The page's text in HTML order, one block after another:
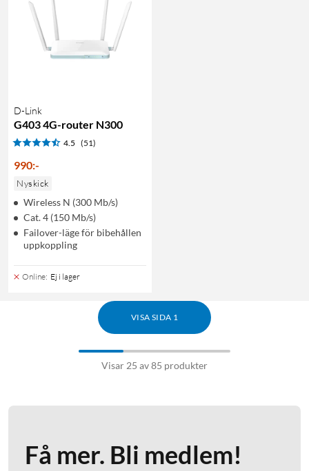
D-Link
G403 4G-router N300
4.5 (51)
990:-
Nyskick
Wireless N (300 Mb/s)
Cat. 4 (150 Mb/s)
Failover-läge för bibehållen
uppkoppling
Online: Ej i lager
VISA SIDA 1
Visar 25 av 85 produkter
Få mer. Bli medlem!